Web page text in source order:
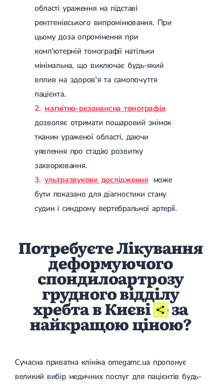
області ураження на підставі
рентгенівського випромінювання. При
цьому доза опромінення при
комп'ютерній томографії натільки
мінімальна, що виключає будь-який
вплив на здоров'я та самопочуття
пацієнта.
магнітно-резонансна томографія
дозволяє отримати пошаровий знімок
тканин ураженої області, даючи
уявлення про стадію розвитку
захворювання.
ультразвукове дослідження може
бути показано для діагностики стану
судин і синдрому вертебральної артерії.
Потребуєте Лікування
деформуючого
спондилоартрозу
грудного відділу
хребта в Києві - за
найкращою ціною?
Сучасна приватна клініка omegamc.ua пропонує
великий вибір медичних послуг для пацієнтів будь-